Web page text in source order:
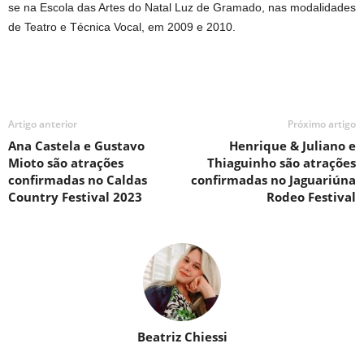
se na Escola das Artes do Natal Luz de Gramado, nas modalidades
de Teatro e Técnica Vocal, em 2009 e 2010.
Artigo anterior
Ana Castela e Gustavo
Mioto são atrações
confirmadas no Caldas
Country Festival 2023
Próximo artigo
Henrique & Juliano e
Thiaguinho são atrações
confirmadas no Jaguariúna
Rodeo Festival
Beatriz Chiessi